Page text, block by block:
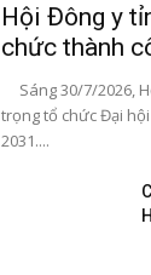
Hội Đông y
chức thành
Sáng 30/7/2026,
trọng tổ chức Đại
2031....